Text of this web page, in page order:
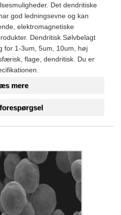
Det dendritiske
god ledningsevne og kan
elektromagnetiske
Dendritisk Sølvbelagt
for 1-3um, 5um, 10um, høj
flage, dendritisk. Du er
mere